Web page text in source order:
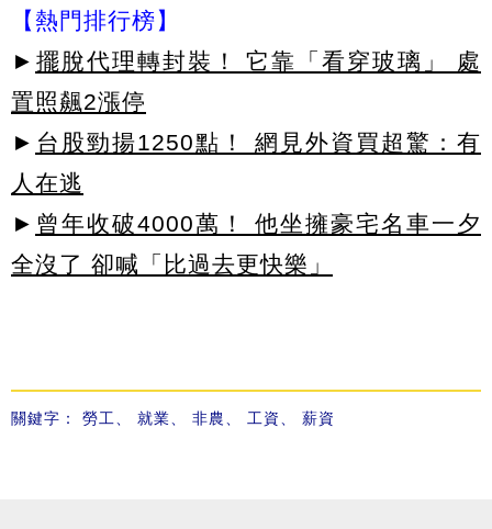
【熱門排行榜】
► 擺脫代理轉封裝！ 它靠「看穿玻璃」 處
置照飆2漲停
► 台股勁揚1250點！ 網見外資買超驚：有
人在逃
► 曾年收破4000萬！ 他坐擁豪宅名車一夕
全沒了 卻喊「比過去更快樂」
關鍵字： 勞工、 就業、 非農、 工資、 薪資